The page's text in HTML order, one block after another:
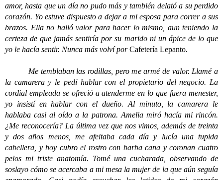
amor, hasta que un día no pudo más y también delató a su perdido
corazón. Yo estuve dispuesto a dejar a mi esposa para correr a sus
brazos. Ella no halló valor para hacer lo mismo, aun teniendo la
certeza de que jamás sentiría por su marido ni un ápice de lo que
yo le hacía sentir. Nunca más volví porCafetería Lepanto.
Me temblaban las rodillas, pero me armé de valor. Llamé a
la camarera y le pedí hablar con el propietario del negocio. La
cordial empleada se ofreció a atenderme en lo que fuera menester,
yo insistí en hablar con el dueño. Al minuto, la camarera le
hablaba casi al oído a la patrona. Amelia miró hacía mi rincón.
¿Me reconocería? La última vez que nos vimos, además de treinta
y dos años menos, me afeitaba cada día y lucía una tupida
cabellera, y hoy cubro el rostro con barba cana y coronan cuatro
pelos mi triste anatomía. Tomé una cucharada, observando de
soslayo cómo se acercaba a mi mesa la mujer de la que aún seguía